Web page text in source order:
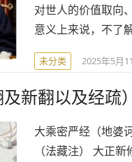
对世人的价值取向
意义上来说，不了
未分类 2025年5月
新翻以及经疏）
大乘密严经（地婆
（法藏注） 大正